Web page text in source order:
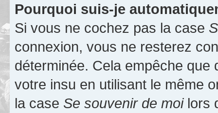
Pourquoi suis-je
Si vous ne cochez pas la case
connexion, vous ne resterez
déterminée. Cela empêche que
votre insu en utilisant le même
la case Se souvenir de moilors